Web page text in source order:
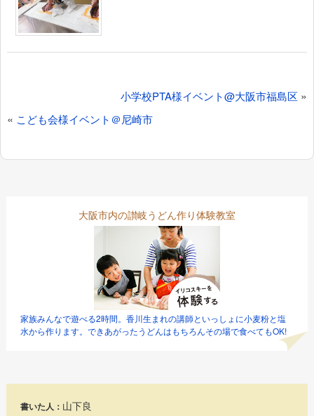
稿
小学校PTA様イベント@大阪市福島区 »
« こども会様イベント＠尼崎市
大阪市内の讃岐うどん作り体験教室
家族みんなで遊べる2時間。香川生まれの講師といっしょに小麦粉と塩
水から作ります。できあがったうどんはもちろんその場で食べてもOK!
書いた人： 山下良